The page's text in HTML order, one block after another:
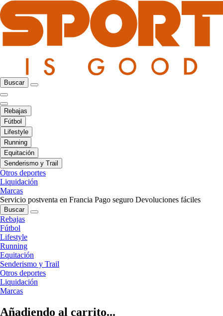
Buscar
Rebajas
Fútbol
Lifestyle
Running
Equitación
Senderismo y Trail
Otros deportes
Liquidación
Marcas
Servicio postventa en Francia Pago seguro Devoluciones fáciles
Buscar
Rebajas
Fútbol
Lifestyle
Running
Equitación
Senderismo y Trail
Otros deportes
Liquidación
Marcas
Añadiendo al carrito...